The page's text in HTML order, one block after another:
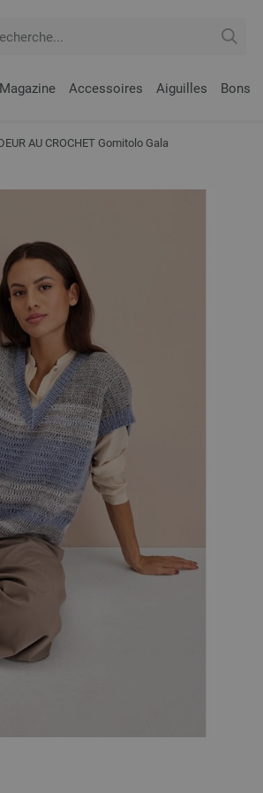
Magazine Accessoires Aiguilles Bons
AU CROCHET Gomitolo Gala